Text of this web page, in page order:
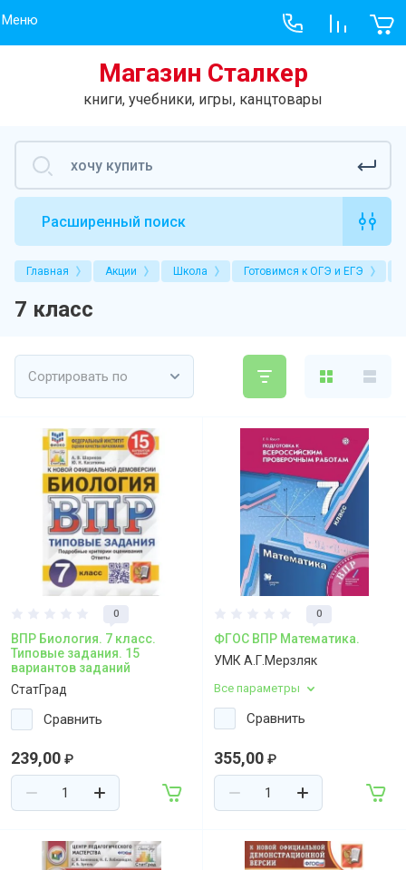
Учебники
Книги
Творчество
Новое на сайте
Гарри Поттер
Меню
Магазин Сталкер
книги, учебники, игры, канцтовары
Расширенный поиск
Главная Акции Школа Готовимся к ОГЭ и ЕГЭ
7 класс
Сортировать по
0
ВПР Биология. 7 класс.
Типовые задания. 15
вариантов заданий
СтатГрад
Сравнить
239,00 ₽
0
ФГОС ВПР Математика.
УМК А.Г.Мерзляк
Все параметры
Сравнить
355,00 ₽